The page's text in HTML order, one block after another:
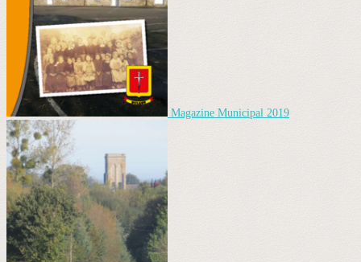
Magazine Municipal 2019